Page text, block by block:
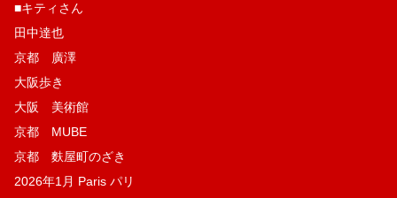
■キティさん
田中達也
京都 廣澤
大阪歩き
大阪 美術館
京都 MUBE
京都 麩屋町のざき
2026年1月 Paris パリ